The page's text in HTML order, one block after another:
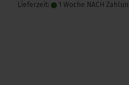
Lieferzeit: 1 Woche NACH